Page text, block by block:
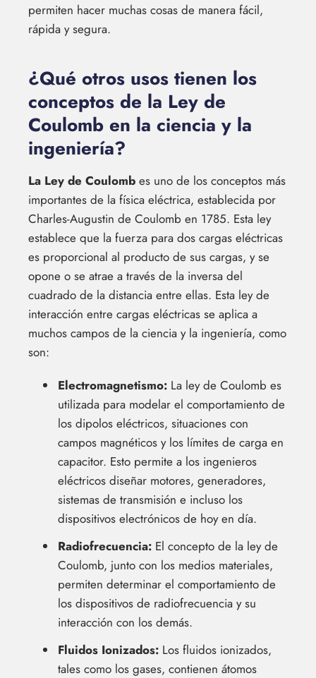
permiten hacer muchas cosas de manera fácil,
rápida y segura.
¿Qué otros usos tienen los
conceptos de la Ley de
Coulomb en la ciencia y la
ingeniería?
La Ley de Coulomb es uno de los conceptos más
importantes de la física eléctrica, establecida por
Charles-Augustin de Coulomb en 1785. Esta ley
establece que la fuerza para dos cargas eléctricas
es proporcional al producto de sus cargas, y se
opone o se atrae a través de la inversa del
cuadrado de la distancia entre ellas. Esta ley de
interacción entre cargas eléctricas se aplica a
muchos campos de la ciencia y la ingeniería, como
son:
Electromagnetismo: La ley de Coulomb es
utilizada para modelar el comportamiento de
los dipolos eléctricos, situaciones con
campos magnéticos y los límites de carga en
capacitor. Esto permite a los ingenieros
eléctricos diseñar motores, generadores,
sistemas de transmisión e incluso los
dispositivos electrónicos de hoy en día.
Radiofrecuencia: El concepto de la ley de
Coulomb, junto con los medios materiales,
permiten determinar el comportamiento de
los dispositivos de radiofrecuencia y su
interacción con los demás.
Fluidos Ionizados: Los fluidos ionizados,
tales como los gases, contienen átomos